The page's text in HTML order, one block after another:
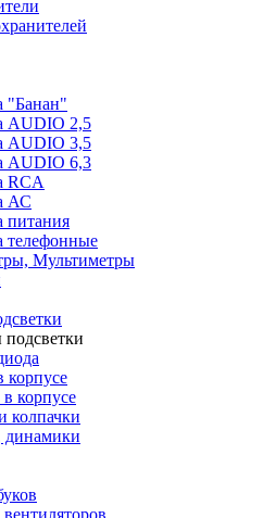
"Банан"
AUDIO 2,5
AUDIO 3,5
AUDIO 6,3
RCA
АС
питания
телефонные
Мультиметры
корпусе
корпусе
колпачки